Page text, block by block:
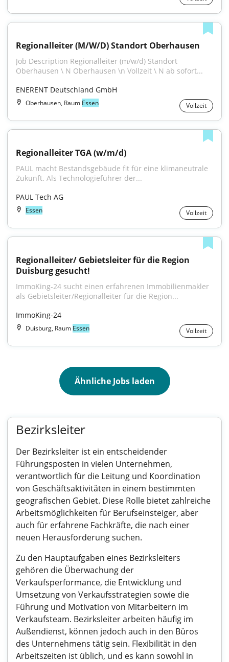
Regionalleiter (M/W/D) Standort Oberhausen
Job Description Regionalleiter (m/w/d) Standort
Oberhausen \ N Oberhausen \n Vollzeit \ N ab sofort...
ENERENT Deutschland GmbH
Oberhausen, Raum Essen Vollzeit
Regionalleiter TGA (w/m/d)
PAUL macht Bestandsgebäude fit für eine klimaneutrale
Zukunft. Als Technologieführer der...
PAUL Tech AG
Essen Vollzeit
Regionalleiter/ Gebietsleiter für die Region
Duisburg gesucht!
ImmoKing-24 sucht einen erfahrenen Immobilienmakler
als Gebietsleiter/Regionalleiter für die Region...
ImmoKing-24
Duisburg, Raum Essen Vollzeit
Ähnliche Jobs laden
Bezirksleiter
Der Bezirksleiter ist ein entscheidender
Führungsposten in vielen Unternehmen,
verantwortlich für die Leitung und Koordination
von Geschäftsaktivitäten in einem bestimmten
geografischen Gebiet. Diese Rolle bietet zahlreiche
Arbeitsmöglichkeiten für Berufseinsteiger, aber
auch für erfahrene Fachkräfte, die nach einer
neuen Herausforderung suchen.
Zu den Hauptaufgaben eines Bezirksleiters
gehören die Überwachung der
Verkaufsperformance, die Entwicklung und
Umsetzung von Verkaufsstrategien sowie die
Führung und Motivation von Mitarbeitern im
Verkaufsteam. Bezirksleiter arbeiten häufig im
Außendienst, können jedoch auch in den Büros
des Unternehmens tätig sein. Flexibilität in den
Arbeitszeiten ist üblich, und es kann sowohl in